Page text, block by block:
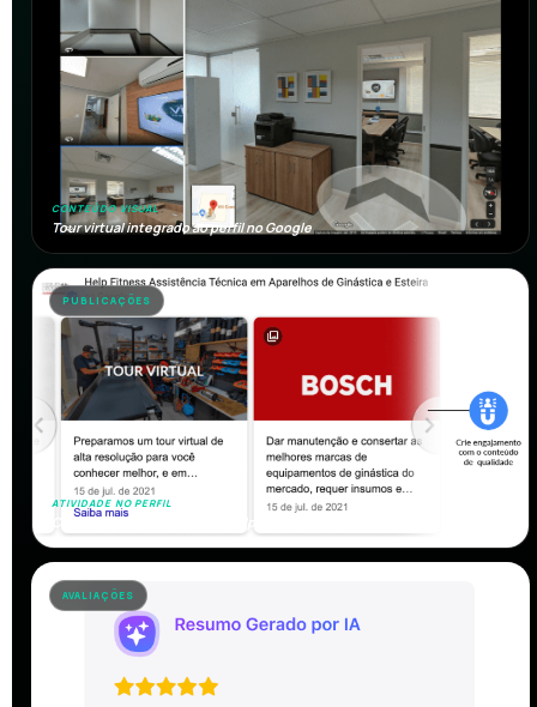
CONTEÚDO VISUAL
Tour virtual integrado ao perfil no Google
PUBLICAÇÕES
ATIVIDADE NO PERFIL
Conteúdo publicado para a Help Fitness
AVALIAÇÕES